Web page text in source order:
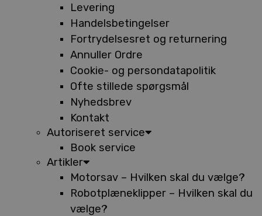
Levering
Handelsbetingelser
Fortrydelsesret og returnering
Annuller Ordre
Cookie- og persondatapolitik
Ofte stillede spørgsmål
Nyhedsbrev
Kontakt
Autoriseret service
Book service
Artikler
Motorsav – Hvilken skal du vælge?
Robotplæneklipper – Hvilken skal du
vælge?